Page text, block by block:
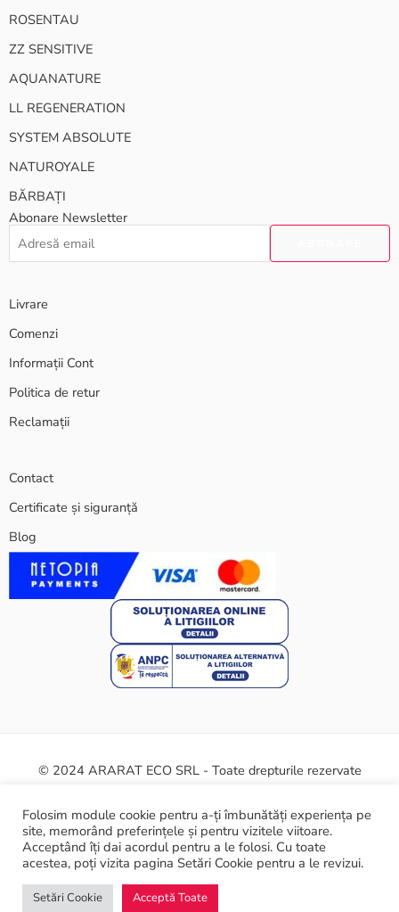
ROSENTAU
ZZ SENSITIVE
AQUANATURE
LL REGENERATION
SYSTEM ABSOLUTE
NATUROYALE
BĂRBAȚI
Abonare Newsletter
Livrare
Comenzi
Informații Cont
Politica de retur
Reclamații
Contact
Certificate și siguranță
Blog
© 2024 ARARAT ECO SRL - Toate drepturile rezervate
Termeni și condiții Politica cookie Certificate și siguranță
ANPC
Folosim module cookie pentru a-ți îmbunătăți experiența pe
site, memorând preferințele și pentru vizitele viitoare.
Acceptând îți dai acordul pentru a le folosi. Cu toate
acestea, poți vizita pagina Setări Cookie pentru a le revizui.
Setări Cookie Acceptă Toate